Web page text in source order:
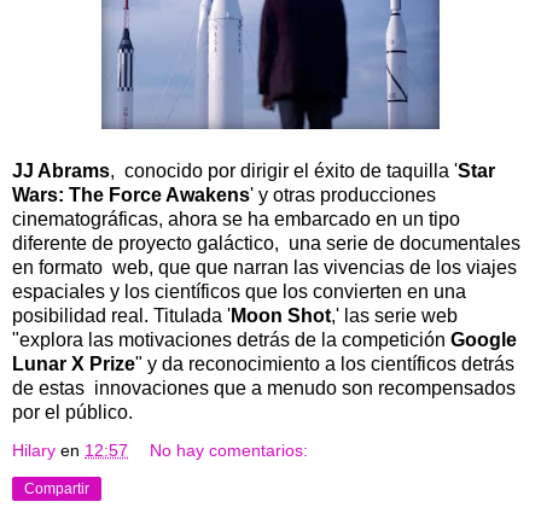
JJ Abrams, conocido por dirigir el éxito de taquilla 'Star
Wars: The Force Awakens' y otras producciones
cinematográficas, ahora se ha embarcado en un tipo
diferente de proyecto galáctico, una serie de documentales
en formato web, que que narran las vivencias de los viajes
espaciales y los científicos que los convierten en una
posibilidad real. Titulada 'Moon Shot,' las serie web
"explora las motivaciones detrás de la competición Google
Lunar X Prize" y da reconocimiento a los científicos detrás
de estas innovaciones que a menudo son recompensados ​​
por el público.
Hilary en 12:57 No hay comentarios:
Compartir